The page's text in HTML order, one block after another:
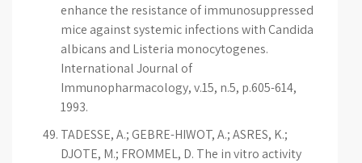
enhance the resistance of immunosuppressed
mice against systemic infections with Candida
albicans and Listeria monocytogenes.
International Journal of
Immunopharmacology, v.15, n.5, p.605-614,
1993.
TADESSE, A.; GEBRE-HIWOT, A.; ASRES, K.;
DJOTE, M.; FROMMEL, D. The in vitro activity